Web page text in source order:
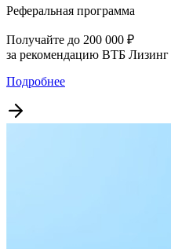
Реферальная программа
Получайте до 200 000 ₽
за рекомендацию ВТБ Лизинг
Подробнее